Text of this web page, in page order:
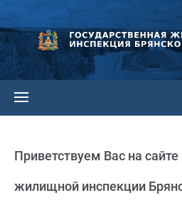
Приветствуем Вас на
жилищной инспекции